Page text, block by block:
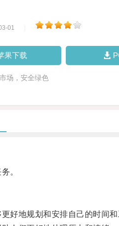
01
果下载
场，安全绿色
。
好地规划和安排自己的时间和